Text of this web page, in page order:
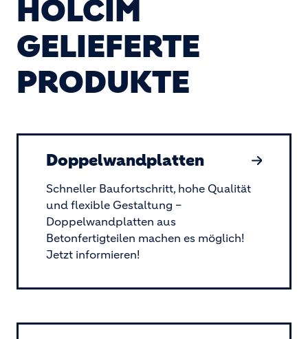
HOLCIM
GELIEFERTE
PRODUKTE
Doppelwandplatten
Schneller Baufortschritt, hohe Qualität
und flexible Gestaltung –
Doppelwandplatten aus
Betonfertigteilen machen es möglich!
Jetzt informieren!